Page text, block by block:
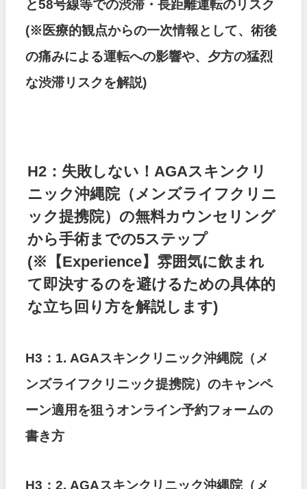
と58号線等での渋滞・長距離運転のリスク
(※医療的観点からの一次情報として、術後
の痛みによる運転への影響や、夕方の猛烈
な渋滞リスクを解説)
H2：失敗しない！AGAスキンクリ
ニック沖縄院（メンズライフクリニ
ック提携院）の無料カウンセリング
から手術までの5ステップ
(※【Experience】雰囲気に飲まれ
て即決するのを避けるための具体的
な立ち回り方を解説します)
H3：1. AGAスキンクリニック沖縄院（メ
ンズライフクリニック提携院）のキャンペ
ーン適用を狙うオンライン予約フォームの
書き方
H3：2. AGAスキンクリニック沖縄院（メ